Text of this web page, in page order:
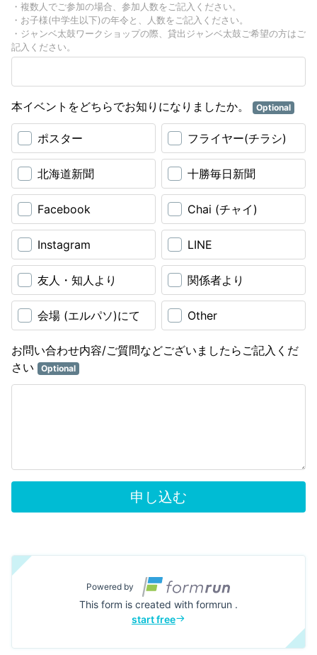
・複数人でご参加の場合、参加人数をご記入ください。
・お子様(中学生以下)の年令と、人数をご記入ください。
・ジャンベ太鼓ワークショップの際、貸出ジャンベ太鼓ご希望の方はご
記入ください。
本イベントをどちらでお知りになりましたか。 Optional
ポスター フライヤー(チラシ)
北海道新聞 十勝毎日新聞
Facebook Chai (チャイ)
Instagram LINE
友人・知人より 関係者より
会場 (エルパソ)にて Other
お問い合わせ内容/ご質問などございましたらご記入くだ
さい
Optional
申し込む
Powered by
This form is created with formrun .
start free